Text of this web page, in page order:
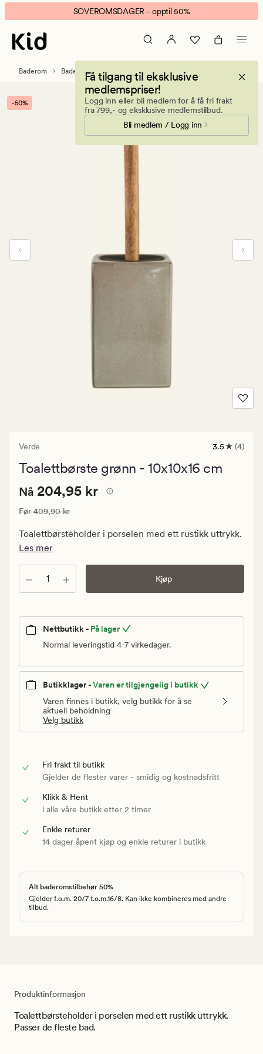
Verde
toalettbørste
grønn
banner.
Klikk
ESCAPE
pause.
SOVEROMSDAGER - opptil 50%
Få tilgang til eksklusive
medlemspriser!
Logg inn eller bli medlem for å få fri frakt
fra 799,- og eksklusive medlemstilbud.
Bli medlem / Logg inn
Baderom Baderomstilbehør
-50%
Verde
4
med
3.5 (4)
Toalettbørste grønn - 10x10x16 cm
Nåværende
204,95
kr.
Vanlig
Nåværende pris
Nå 204,95 kr
Vanlig pris 409,90 kr
Før409,90 kr
Toalettbørsteholder i porselen med ett rustikk uttrykk.
Les mer
Antall Kjøp
Nettbutikk - På lager
Normal leveringstid 4-7 virkedager.
Butikklager -Varen er tilgjengelig i butikk
Varen finnes i butikk, velg butikk for å se
aktuell beholdning
Velg butikk
Fri frakt til butikk
Gjelder de flester varer - smidig og kostnadsfritt
Klikk & Hent
i alle våre butikk etter 2 timer
Enkle returer
14 dager åpent kjøp og enkle returer i butikk
Alt baderomstilbehør 50%
Gjelder f.o.m. 20/7 t.o.m.16/8. Kan ikke kombineres med andre
tilbud.
Produktinformasjon
Toalettbørsteholder i porselen med ett rustikk uttrykk.
Passer de fleste bad.